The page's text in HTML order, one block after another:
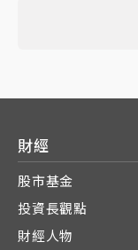
財經
股市基金
投資長觀點
財經人物